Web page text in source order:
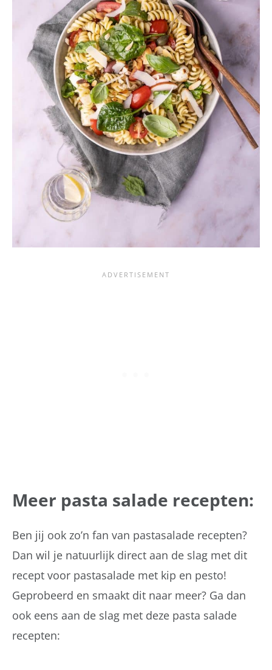
Meer pasta salade recepten:
Ben jij ook zo’n fan van pastasalade recepten?
Dan wil je natuurlijk direct aan de slag met dit
recept voor pastasalade met kip en pesto!
Geprobeerd en smaakt dit naar meer? Ga dan
ook eens aan de slag met deze pasta salade
recepten: